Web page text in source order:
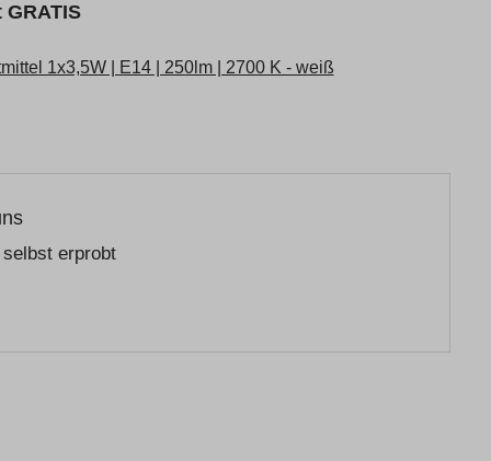
1x3,5W | E14 | 250lm | 2700 K - weiß
erprobt